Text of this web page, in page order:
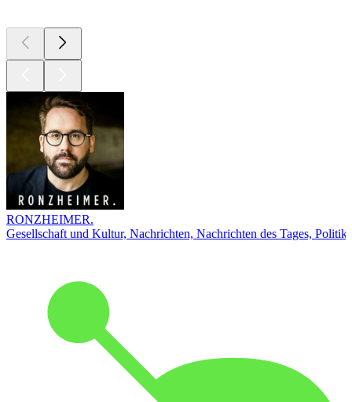
RONZHEIMER.
Gesellschaft und Kultur, Nachrichten, Nachrichten des Tages, Politik